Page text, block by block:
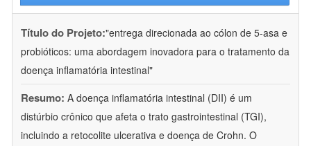
Título do Projeto:"entrega direcionada ao cólon de 5-asa e
probióticos: uma abordagem inovadora para o tratamento da
doença inflamatória intestinal"
Resumo: A doença inflamatória intestinal (DII) é um
distúrbio crônico que afeta o trato gastrointestinal (TGI),
incluindo a retocolite ulcerativa e doença de Crohn. O